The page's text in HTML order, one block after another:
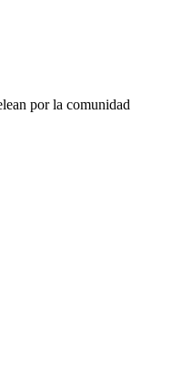
por la comunidad